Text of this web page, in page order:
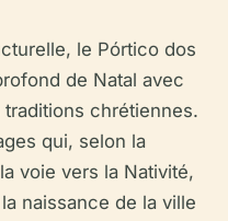
le Pórtico dos
de Natal avec
chrétiennes.
qui, selon la
voie vers la Nativité,
naissance de la ville